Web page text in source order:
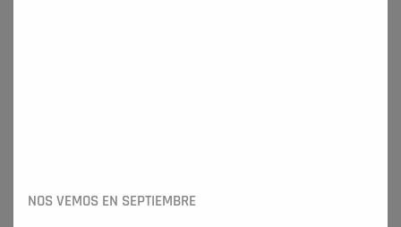
Cargador Coche Eléctrico
NOS VEMOS EN SEPTIEMBRE